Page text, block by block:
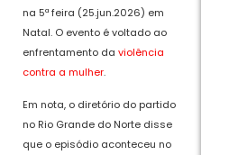
na 5ª feira (25.jun.2026) em
Natal. O evento é voltado ao
enfrentamento da violência
contra a mulher.
Em nota, o diretório do partido
no Rio Grande do Norte disse
que o episódio aconteceu no